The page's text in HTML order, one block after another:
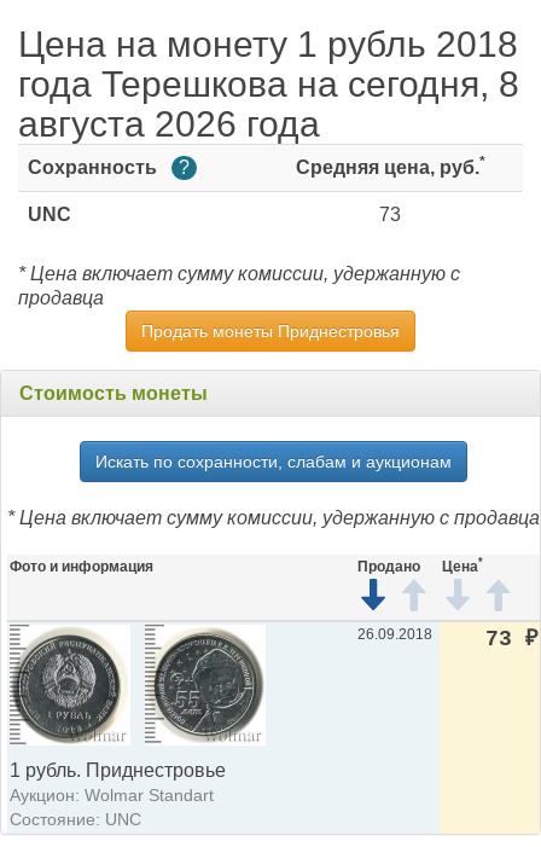
Цена на монету 1 рубль 2018
года Терешкова на сегодня, 8
августа 2026 года
Сохранность ? Средняя цена, руб.*
UNC 73
* Цена включает сумму комиссии, удержанную с
продавца
Продать монеты Приднестровья
Стоимость монеты
Искать по сохранности, слабам и аукционам
* Цена включает сумму комиссии, удержанную с продавца
Фото и информация Продано Цена*
1 рубль. Приднестровье
Аукцион: Wolmar Standart
Состояние: UNC
26.09.2018 73 ₽